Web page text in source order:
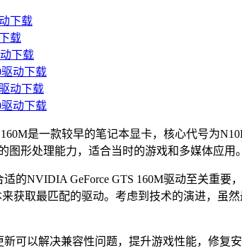
下载
载
下载
动下载
动下载
动下载
是一款较早的笔记本显卡，核心代号为
图形处理能力，适合当时的游戏和多媒体应用。
的NVIDIA GeForce GTS 160M驱动至关重
来获取最匹配的驱动。考虑到技术的演进，虽
可以解决兼容性问题，提升游戏性能，修复